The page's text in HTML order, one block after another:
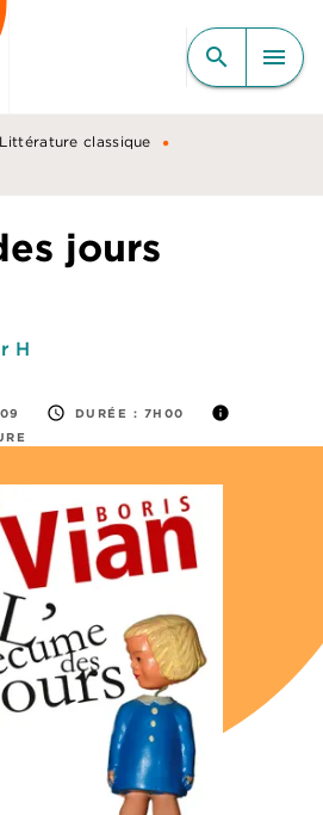
CONTENU
search menu
Littérature classique •
jours
H
access_time DURÉE : 7H00 info